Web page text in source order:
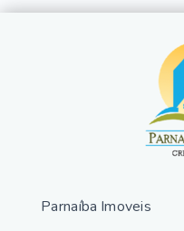
Parnaíba Imoveis